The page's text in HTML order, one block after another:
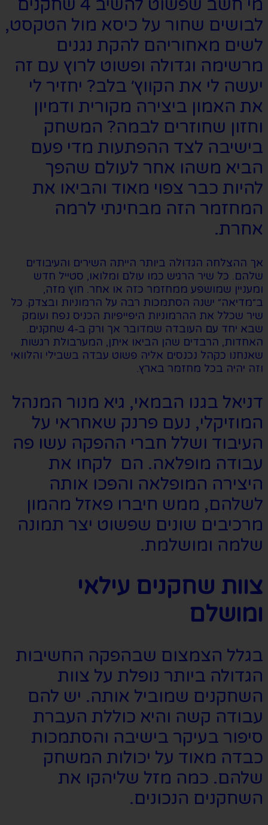
מי חשב שפשוט להשיב 4 שחקנים
לבושים שחור על כיסא מול הטקסט,
לשים מאחוריהם להקת נגנים
מרשימה וגדולה ופשוט לרוץ עם זה
יעשה לי את הקווץ׳ בלב? יחזיר לי
את האמון ביצירה מקורית ודמיון
וחזון שחוזרים לבמה? המשחק
בישיבה לצד ההפתעות מדי פעם
הביא משהו אחר לעולם שהפך
להיות כבר צפוי מאוד והביאו את
המחזמר הזה מבחינתי לרמה
אחרת.
אך ההצלחה הגדולה ביותר הייתה השירים והעיבודים
שלהם. כל שיר הרגיש כמו עולם ומלואו, סטייל חדש
ומעניין שמושפע ממחזמר כזה או אחר. חוץ מזה,
ב״מדיאה״ ישנה הסתמכות רבה על הרמוניות ובצדק. כל
שיר שכלל את ההרמוניות היפייפיות הכניס נפח ועומק
שבא יחד עם העובדה שמדובר אך ורק ב-4 שחקנים.
האחדות, הרבדים שהן הביאו איתן, המערבולת רגשות
שאנחנו כקהל נכנסים אליה פשוט עבדה בשבילי והלוואי
וזה יהיה בכל מחזמר בארץ.
דניאל בגנו הבמאי, גיא מנור המנהל
המוזיקלי, נעם פרנק שאחראי על
העיבוד ושלל חברי ההפקה עשו פה
עבודה מופלאה. הם לקחו את
היצירה המופלאה והפכו אותה
לשלהם, ממש חיברו פאזל מהמון
מרכיבים שונים שפשוט יצר תמונה
שלמה ומושלמת.
צוות שחקנים עילאי
ומושלם
בגלל הצמצום שבהפקה החשיבות
הגדולה ביותר נופלת על צוות
השחקנים שמוביל אותה. יש להם
עבודה קשה והיא כוללת העברת
סיפור בעיקר בישיבה והסתמכות
כבדה מאוד על יכולות המשחק
שלהם. כמה מזל שליהקו את
השחקנים הנכונים.